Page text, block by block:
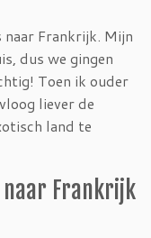
Frankrijk. Mijn
dus we gingen
Toen ik ouder
liever de
land te
naar Frankrijk